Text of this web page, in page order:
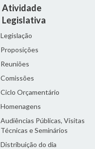
Atividade
Legislativa
Legislação
Proposições
Reuniões
Comissões
Ciclo Orçamentário
Homenagens
Audiências Públicas, Visitas
Técnicas e Seminários
Distribuição do dia